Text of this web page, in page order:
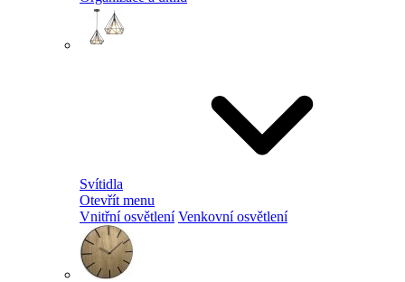
Svítidla
Otevřít menu
Vnitřní osvětlení Venkovní osvětlení